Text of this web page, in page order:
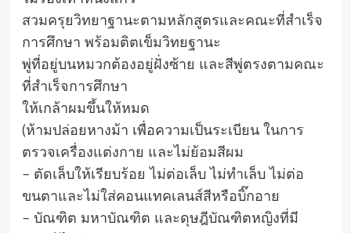
สวมครุยวิทยาฐานะตามหลักสูตรและคณะที่สำเร็จ
การศึกษา พร้อมติตเข็มวิทยฐานะ
พู่ที่อยู่บนหมวกต้องอยู่ฝั่งซ้าย และสีพู่ตรงตามคณะ
ที่สำเร็จการศึกษา
ให้เกล้าผมขึ้นให้หมด
(ห้ามปล่อยหางม้า เพื่อความเป็นระเบียน ในการ
ตรวจเครื่องแต่งกาย และไม่ย้อมสีผม
– ตัดเล็บให้เรียบร้อย ไม่ต่อเล็บ ไม่ทำเล็บ ไม่ต่อ
ขนตาและไม่ใส่คอนแทคเลนส์สีหรือบิ๊กอาย
– บัณฑิต มหาบัณฑิต และดุษฎีบัณฑิตหญิงที่มี